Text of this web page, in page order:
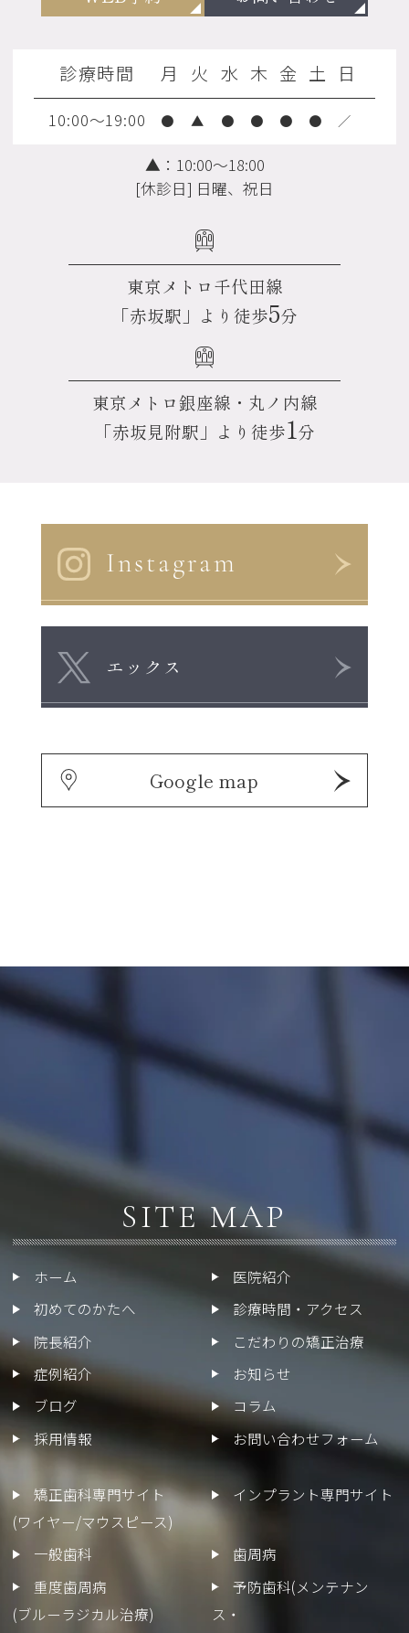
診療時間 月 火 水 木 金 土 日
10:00～19:00 ● ▲ ● ● ● ● ／
▲：10:00～18:00
[休診日] 日曜、祝日
東京メトロ千代田線
「赤坂駅」より徒歩5分
東京メトロ銀座線・丸ノ内線
「赤坂見附駅」より徒歩1 分
Instagram
エックス
Google map
SITE MAP
ホーム
医院紹介
初めてのかたへ
診療時間・アクセス
院長紹介
こだわりの矯正治療
症例紹介
お知らせ
ブログ
コラム
採用情報
お問い合わせフォーム
矯正歯科専門サイト
(ワイヤー/マウスピース)
インプラント専門サイト
一般歯科
歯周病
重度歯周病
(ブルーラジカル治療)
予防歯科(メンテナン
ス・